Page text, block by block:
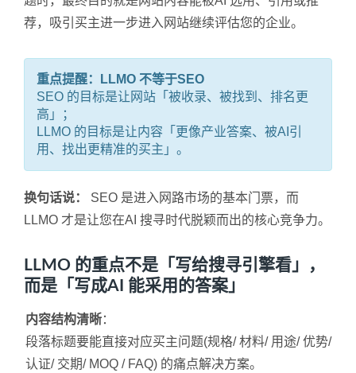
荐，吸引买主进一步进入网站继续评估您的企业。
重点提醒：LLMO 不等于SEO
SEO 的目标是让网站「被收录、被找到、排名更
高」；
LLMO 的目标是让内容「更像产业答案、被AI引
用、找出更精准的买主」。
换句话说：
SEO 是进入网路市场的基本门票，而
LLMO 才是让您在AI 搜寻时代脱颖而出的核心竞争力。
LLMO 的重点不是「写给搜寻引擎看」，
而是「写成AI 能采用的答案」
内容结构清晰：
段落标题要能直接对应买主问题(规格/ 材料/ 用途/ 优势/
认证/ 交期/ MOQ / FAQ) 的痛点解决方案。